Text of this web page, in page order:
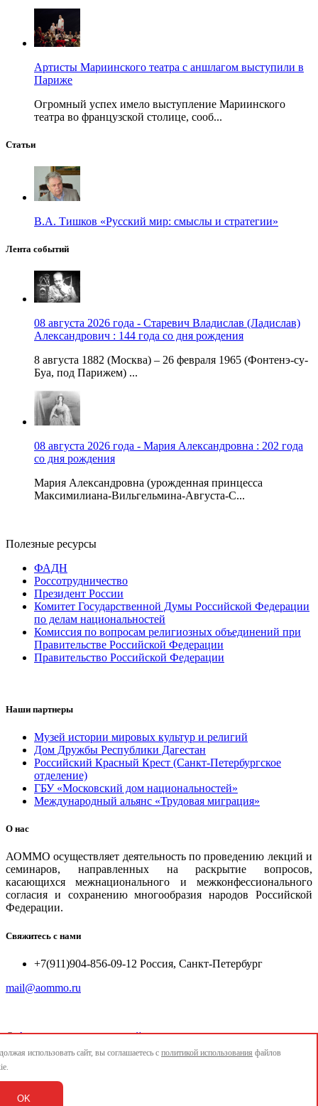
Артисты Мариинского театра с аншлагом выступили в
Париже
Огромный успех имело выступление Мариинского
театра во французской столице, сооб...
Статьи
В.А. Тишков «Русский мир: смыслы и стратегии»
Лента событий
08 августа 2026 года - Старевич Владислав (Ладислав)
Александрович : 144 года со дня рождения
8 августа 1882 (Москва) – 26 февраля 1965 (Фонтенэ-су-
Буа, под Парижем) ...
08 августа 2026 года - Мария Александровна : 202 года
со дня рождения
Мария Александровна (урожденная принцесса
Максимилиана-Вильгельмина-Августа-С...
Полезные ресурсы
ФАДН
Россотрудничество
Президент России
Комитет Государственной Думы Российской Федерации
по делам национальностей
Комиссия по вопросам религиозных объединений при
Правительстве Российской Федерации
Правительство Российской Федерации
Наши партнеры
Музей истории мировых культур и религий
Дом Дружбы Республики Дагестан
Российский Красный Крест (Санкт-Петербургское
отделение)
ГБУ «Московский дом национальностей»
Международный альянс «Трудовая миграция»
О нас
АОММО осуществляет деятельность по проведению лекций и
семинаров, направленных на раскрытие вопросов,
касающихся межнационального и межконфессионального
согласия и сохранению многообразия народов Российской
Федерации.
Свяжитесь с нами
+7(911)904-856-09-12 Россия, Санкт-Петербург
mail@aommo.ru
© Ассоциация организаций по реализации национальных
проектов и достижению национальных целей развития
mail@aommo.ru
использовать сайт, вы соглашаетесь с политикой использования файлов
OK